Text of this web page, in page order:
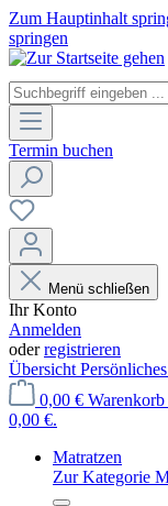
Zum Hauptinhalt
springen
Termin buchen
Menü schließen
Ihr Konto
Anmelden
oderregistrieren
Übersicht
0,00 €
0,00 €.
Matratzen
Zur Kategorie